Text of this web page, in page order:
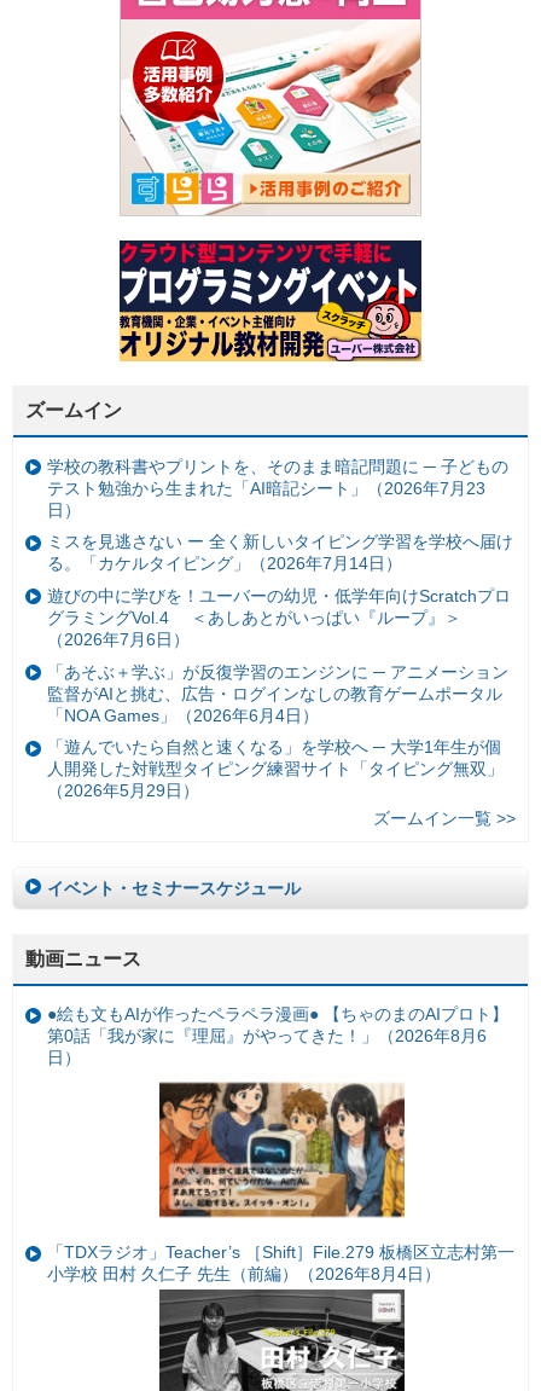
ズームイン
学校の教科書やプリントを、そのまま暗記問題に ─ 子どもの
テスト勉強から生まれた「AI暗記シート」（2026年7月23
日）
ミスを見逃さない ー 全く新しいタイピング学習を学校へ届け
る。「カケルタイピング」（2026年7月14日）
遊びの中に学びを！ユーバーの幼児・低学年向けScratchプロ
グラミングVol.4 ＜あしあとがいっぱい『ループ』＞
（2026年7月6日）
「あそぶ＋学ぶ」が反復学習のエンジンに ─ アニメーション
監督がAIと挑む、広告・ログインなしの教育ゲームポータル
「NOA Games」（2026年6月4日）
「遊んでいたら自然と速くなる」を学校へ ─ 大学1年生が個
人開発した対戦型タイピング練習サイト「タイピング無双」
（2026年5月29日）
ズームイン一覧 >>
イベント・セミナースケジュール
動画ニュース
●絵も文もAIが作ったペラペラ漫画● 【ちゃのまのAIプロト】
第0話「我が家に『理屈』がやってきた！」（2026年8月6
日）
「TDXラジオ」Teacher’s ［Shift］File.279 板橋区立志村第一
小学校 田村 久仁子 先生（前編）（2026年8月4日）